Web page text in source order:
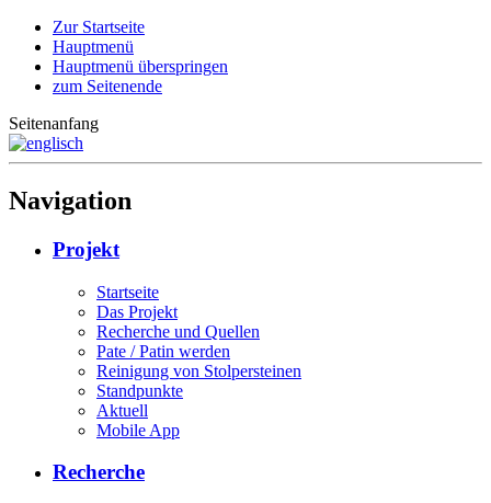
Zur Startseite
Hauptmenü
Hauptmenü überspringen
zum Seitenende
Seitenanfang
Navigation
Projekt
Startseite
Das Projekt
Recherche und Quellen
Pate / Patin werden
Reinigung von Stolpersteinen
Standpunkte
Aktuell
Mobile App
Recherche